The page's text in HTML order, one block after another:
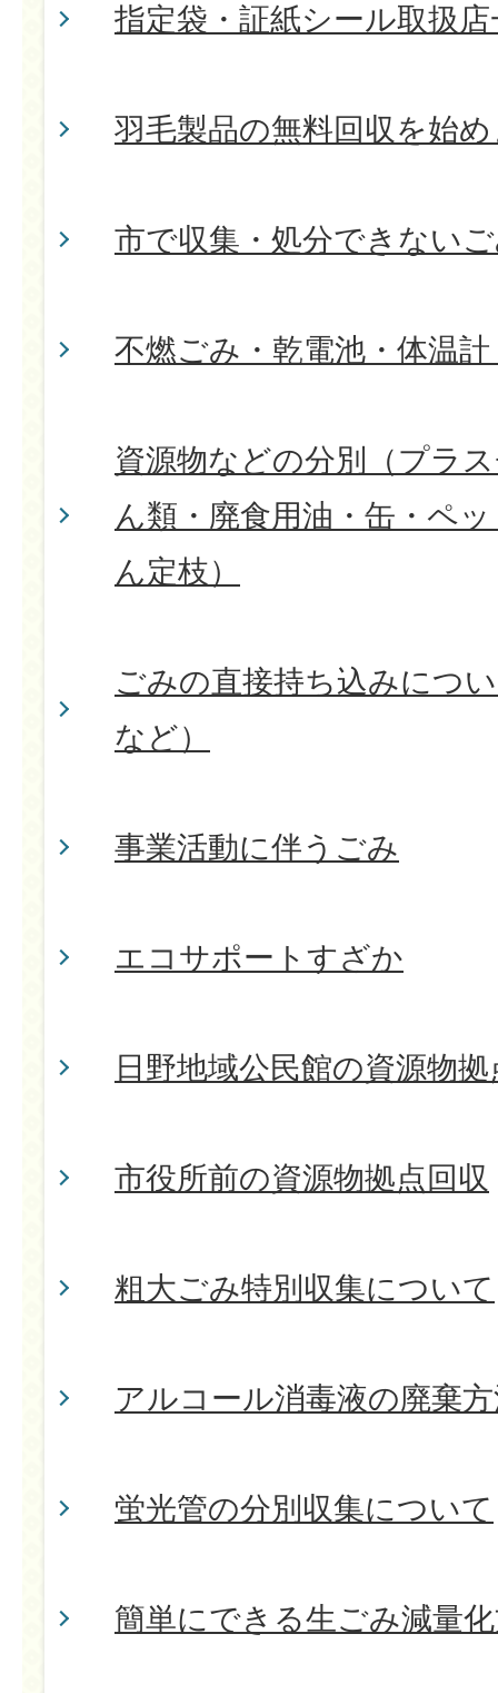
指定袋・証紙シール取扱店
羽毛製品の無料回収を始
市で収集・処分できない
不燃ごみ・乾電池・体温
資源物などの分別（プラ
ん類・廃食用油・缶・ペ
ん定枝）
ごみの直接持ち込みにつ
など）
事業活動に伴うごみ
エコサポートすざか
日野地域公民館の資源物
市役所前の資源物拠点回収
粗大ごみ特別収集について
アルコール消毒液の廃棄
蛍光管の分別収集について
簡単にできる生ごみ減量